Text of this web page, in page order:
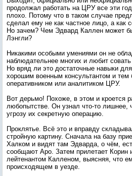
продолжал работать на ЦРУ все эти
плохо. Потому что в таком случае
сделал ему не как частное лицо, а как
Но зачем? Чем Эдвард Каллен может
Лэнгли?
Никакими особыми умениями он не
наблюдательнее многих и любит
Но вряд ли это достаточные навыки
хорошим военным консультантом и тем
оперативником или аналитиком ЦРУ.
Вот дерьмо! Похоже, в этом и кроется
любопытстве. Он узнал что-то лишнее,
угрозу их секретную операцию.
Проклятье. Всё это и вправду
стройную картину. Сначала на базу
Халком и видят там Эдварда, о чём,
сообщают Аро. Затем прилетает Корин
лейтенантом Калленом, выясняя, что
происходящем в уезде.